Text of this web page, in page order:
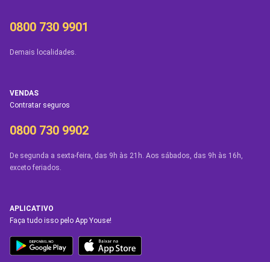
0800 730 9901
Demais localidades.
VENDAS
Contratar seguros
0800 730 9902
De segunda a sexta-feira, das 9h às 21h. Aos sábados, das 9h às 16h,
exceto feriados.
APLICATIVO
Faça tudo isso pelo App Youse!